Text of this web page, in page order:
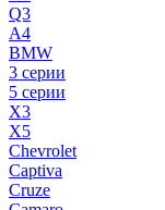
Q3
A4
BMW
3 серии
5 серии
X3
X5
Chevrolet
Captiva
Cruze